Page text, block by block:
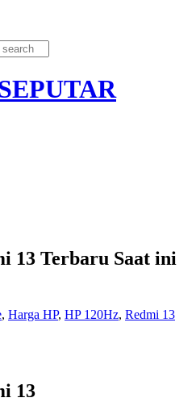
13 Terbaru Saat ini
, Harga HP, HP 120Hz, Redmi 13
13